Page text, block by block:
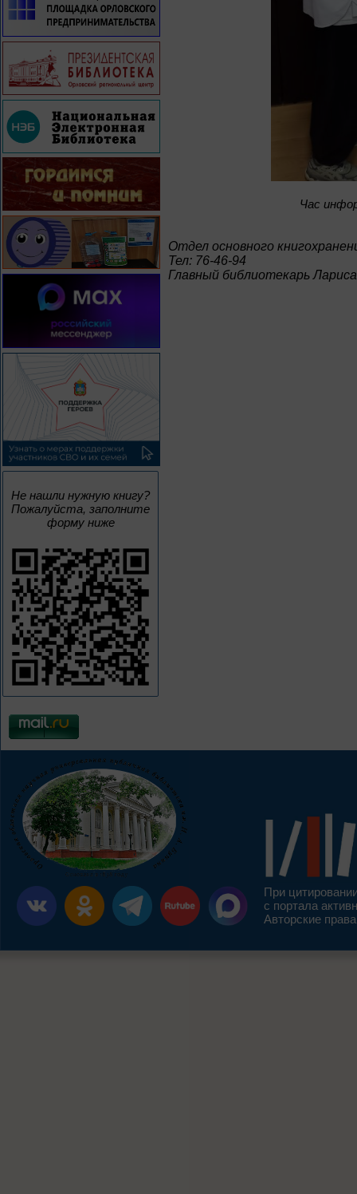
Не нашли нужную книгу?
Пожалуйста, заполните
форму ниже
Час
Отдел основного
Тел: 76-46-94
Главный библиотекарь
При
с портала
Авторские